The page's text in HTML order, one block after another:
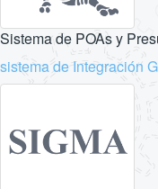
Sistema de POAs y
sistema de Integración